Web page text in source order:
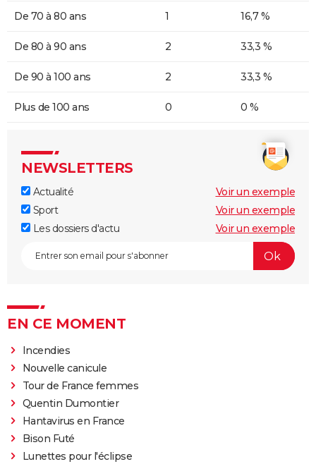
De 70 à 80 ans 1 16,7 %
De 80 à 90 ans 2 33,3 %
De 90 à 100 ans 2 33,3 %
Plus de 100 ans 0 0 %
NEWSLETTERS
Actualité
Voir un exemple
Sport
Voir un exemple
Les dossiers d'actu
Voir un exemple
EN CE MOMENT
Incendies
Nouvelle canicule
Tour de France femmes
Quentin Dumontier
Hantavirus en France
Bison Futé
Lunettes pour l'éclipse